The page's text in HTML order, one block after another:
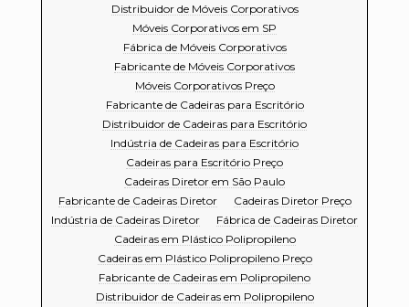
Distribuidor de Móveis Corporativos
Móveis Corporativos em SP
Fábrica de Móveis Corporativos
Fabricante de Móveis Corporativos
Móveis Corporativos Preço
Fabricante de Cadeiras para Escritório
Distribuidor de Cadeiras para Escritório
Indústria de Cadeiras para Escritório
Cadeiras para Escritório Preço
Cadeiras Diretor em São Paulo
Fabricante de Cadeiras Diretor
Cadeiras Diretor Preço
Indústria de Cadeiras Diretor
Fábrica de Cadeiras Diretor
Cadeiras em Plástico Polipropileno
Cadeiras em Plástico Polipropileno Preço
Fabricante de Cadeiras em Polipropileno
Distribuidor de Cadeiras em Polipropileno